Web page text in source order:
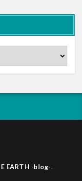
EARTH -blog-.